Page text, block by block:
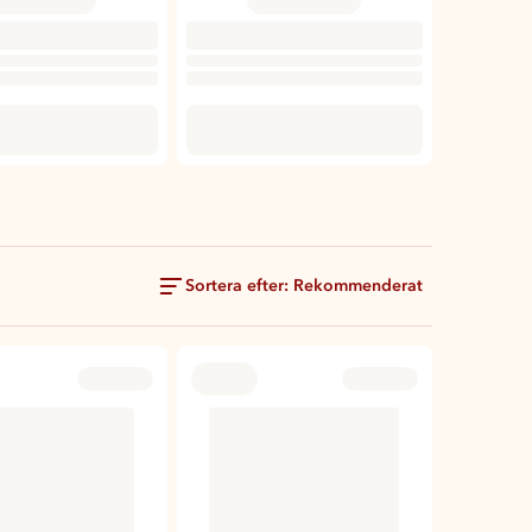
Sortera efter: Rekommenderat